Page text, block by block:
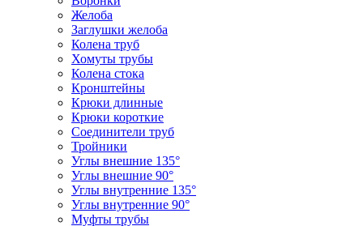
Желоба
Заглушки желоба
Колена труб
Хомуты трубы
Колена стока
Кронштейны
Крюки длинные
Крюки короткие
Соединители труб
Тройники
Углы внешние 135°
Углы внешние 90°
Углы внутренние 135°
Углы внутренние 90°
Муфты трубы